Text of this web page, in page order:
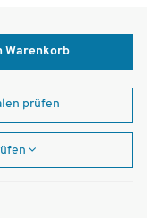
Warenkorb
prüfen